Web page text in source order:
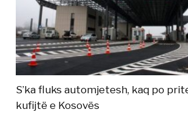
S’ka fluks automjetesh, kaq po
kufijtë e Kosovës